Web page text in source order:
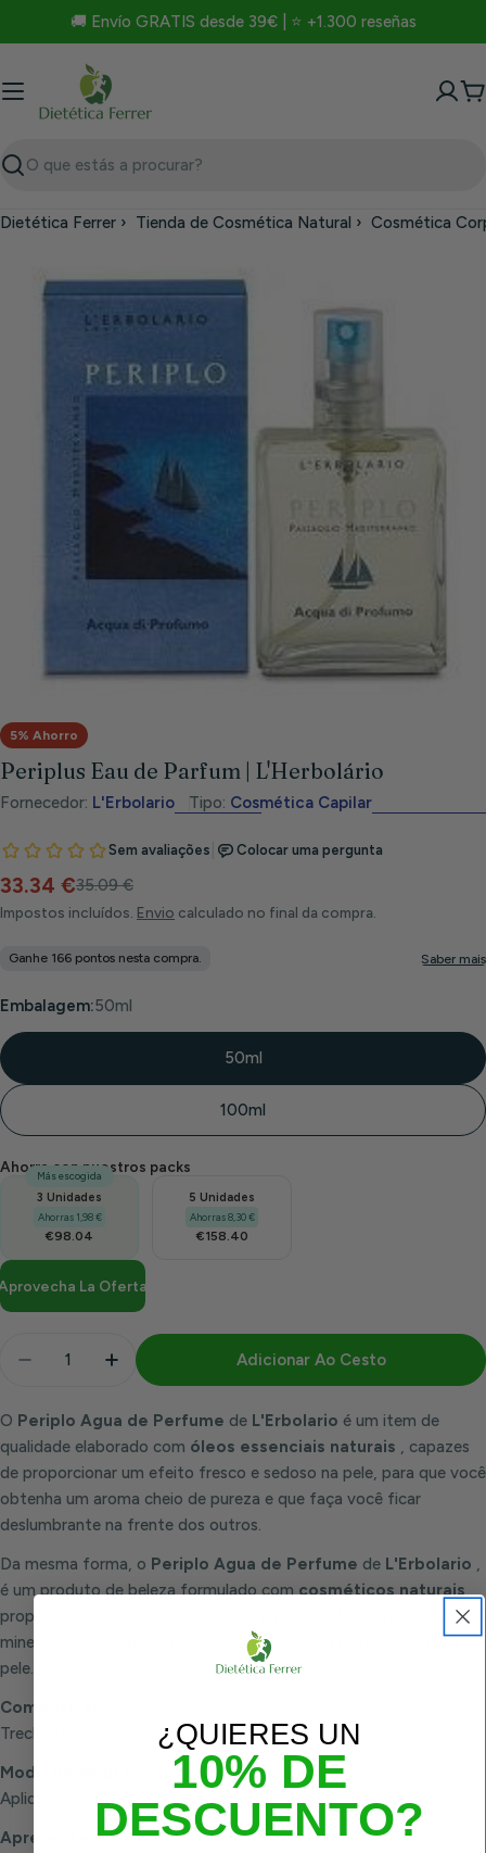
conteúdo
🚚 Envío GRATIS desde 39€ | ⭐ +1.300 reseñas
Procurar
Dietética Ferrer › Tienda de Cosmética Natural › Cosmética
meios 0 em modal
5% Ahorro
Periplus Eau de Parfum | L'Herbolário
Fornecedor: L'Erbolario Tipo: Cosmética Capilar
Preço
de
33.34 €
Preço
habitual
35.09 €
Impostos incluídos. Envio calculado no final da compra.
Embalagem:50ml
50ml
100ml
Ahorra con nuestros packs
Más escogida
3 Unidades
Ahorras 1,98 €
€98.04
5 Unidades
Ahorras 8,30 €
€158.40
La Oferta
Diminuir Quantidade Para Periplus Eau De Parfum
Aumentar Quantidade Para Periplus
Adicionar Ao Cesto
O Periplo Agua de Perfume de L'Erbolario é um item de
qualidade elaborado com óleos essenciais naturais , capazes
de proporcionar um efeito fresco e sedoso na pele, para que você
obtenha um aroma cheio de pureza e que faça você ficar
deslumbrante na frente dos outros.
Da mesma forma, o Periplo Agua de Perfume de L'Erbolario ,
é um produto de beleza formulado comcosméticos naturais,
proporcionando assim à sua derme um conjunto de vitaminas e
minerais de ação poderosa, responsáveis ​​pela proteção da sua
pele. organismo.
Composição:
Trecho de viagem.
Modo de emprego:
Aplique na pele.
Apresentação:
¿QUIERES UN
10% DE
DESCUENTO?